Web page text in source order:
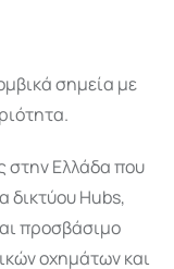
σημεία με
στην Ελλάδα που
δικτύου Hubs,
προσβάσιμο
οχημάτων και